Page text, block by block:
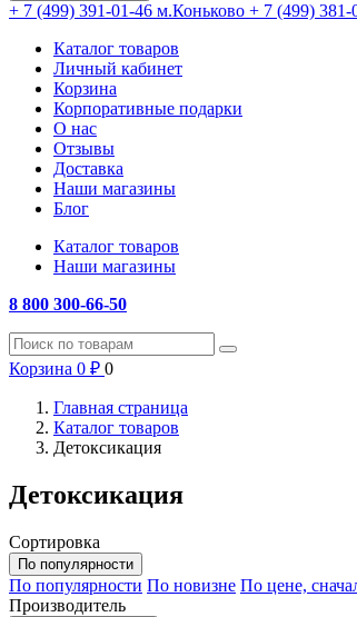
+ 7 (499) 391-01-46 м.Коньково + 7 (499) 381-
Каталог товаров
Личный кабинет
Корзина
Корпоративные подарки
О нас
Отзывы
Доставка
Наши магазины
Блог
Каталог товаров
Наши магазины
8 800 300-66-50
Корзина 0 ₽ 0
Главная страница
Каталог товаров
Детоксикация
Детоксикация
Сортировка
По популярности
По популярности По новизне По цене,
Производитель